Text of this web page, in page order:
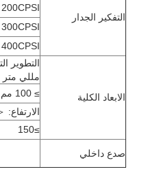
التفكير الجدار
200CPSI
300CPSI
400CPSI
الابعاد الكلية
مللي متر
≥ 100 مم
الارتفاع: ＜
≥150
صدع داخلي